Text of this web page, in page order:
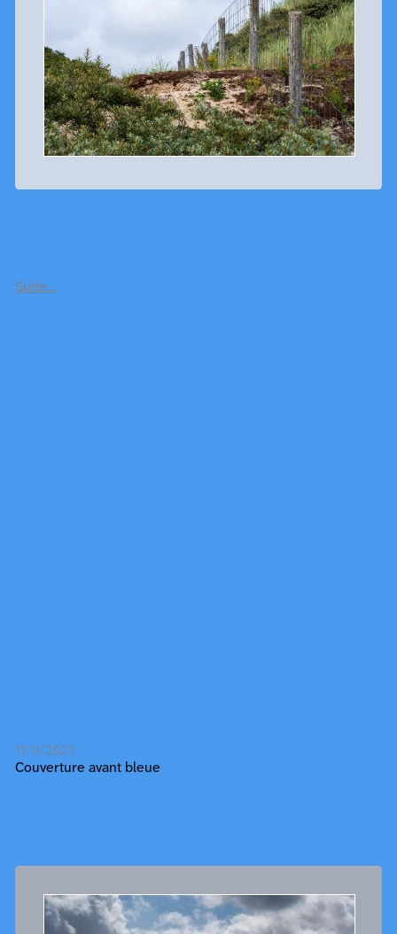
Suite…
11/9/2021
Couverture avant bleue